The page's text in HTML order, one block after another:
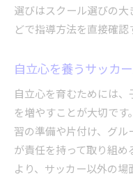
選びはスクール選びの
どで指導方法を直接確認
自立心を養うサッカ
自立心を育むためには
を増やすことが大切で
習の準備や片付け、グ
が責任を持って取り組
より、サッカー以外の